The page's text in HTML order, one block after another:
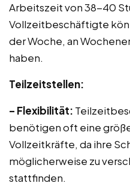
Arbeitszeit von 38-40
Vollzeitbeschäftigte
der Woche, an
haben.
Teilzeitstellen:
– Flexibilität:
benötigen oft eine
Vollzeitkräfte, da ihre
möglicherweise zu
stattfinden.